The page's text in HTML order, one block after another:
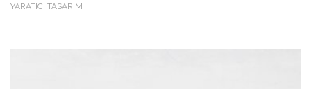
YARATICI TASARIM